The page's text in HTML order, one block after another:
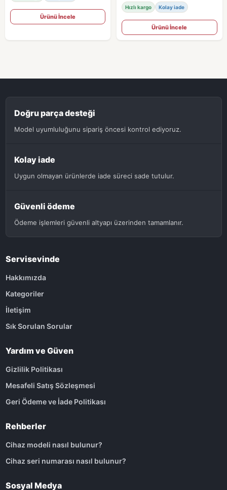
Ürünü İncele
Hızlı kargo Kolay iade
Ürünü İncele
Doğru parça desteği
Model uyumluluğunu sipariş öncesi kontrol ediyoruz.
Kolay iade
Uygun olmayan ürünlerde iade süreci sade tutulur.
Güvenli ödeme
Ödeme işlemleri güvenli altyapı üzerinden tamamlanır.
Servisevinde
Hakkımızda
Kategoriler
İletişim
Sık Sorulan Sorular
Yardım ve Güven
Gizlilik Politikası
Mesafeli Satış Sözleşmesi
Geri Ödeme ve İade Politikası
Rehberler
Cihaz modeli nasıl bulunur?
Cihaz seri numarası nasıl bulunur?
Sosyal Medya